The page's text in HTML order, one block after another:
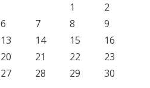
1
2
6 7 8
9
13 14 15
16
20 21 22
23
27 28 29
30